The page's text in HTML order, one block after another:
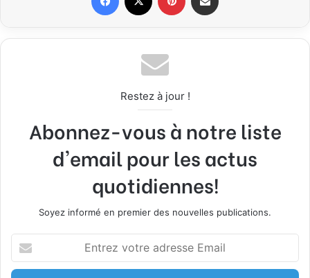
Restez à jour !
Abonnez-vous à notre liste
d'email pour les actus
quotidiennes!
Soyez informé en premier des nouvelles publications.
Entrez
votre
adresse